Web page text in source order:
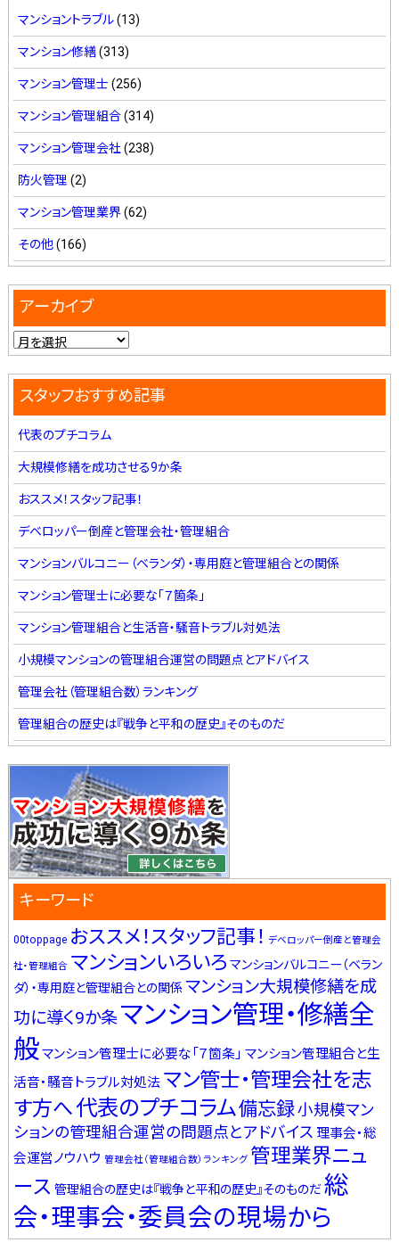
マンショントラブル(13)
マンション修繕(313)
マンション管理士 (256)
マンション管理組合(314)
マンション管理会社 (238)
防火管理 (2)
マンション管理業界(62)
その他(166)
アーカイブ
スタッフおすすめ記事
代表のプチコラム
大規模修繕を成功させる9か条
おススメ！スタッフ記事！
デベロッパー倒産と管理会社・管理組合
マンションバルコニー（ベランダ）・専用庭と管理組合との関係
マンション管理士に必要な「７箇条」
マンション管理組合と生活音・騒音トラブル対処法
小規模マンションの管理組合運営の問題点とアドバイス
管理会社（管理組合数）ランキング
管理組合の歴史は『戦争と平和の歴史』そのものだ
キーワード
00toppage おススメ！スタッフ記事！ デベロッパー倒産と管理会
社・管理組合 マンションいろいろ マンションバルコニー（ベラン
ダ）・専用庭と管理組合との関係 マンション大規模修繕を成
功に導く9か条マンション管理・修繕全
般マンション管理士に必要な「７箇条」 マンション管理組合と生
活音・騒音トラブル対処法 マン管士・管理会社を志
す方へ代表のプチコラム備忘録小規模マン
ションの管理組合運営の問題点とアドバイス 理事会・総
会運営ノウハウ 管理会社（管理組合数）ランキング 管理業界ニュ
ース 管理組合の歴史は『戦争と平和の歴史』そのものだ総
会・理事会・委員会の現場から